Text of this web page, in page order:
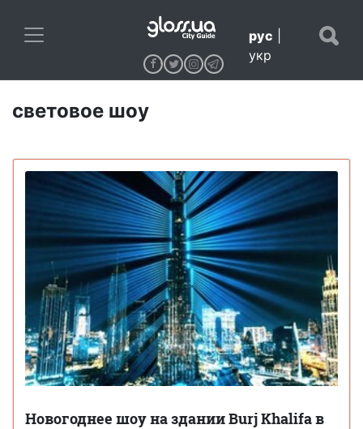
рус
укр
световое шоу
Новогоднее шоу на здании Burj Khalifa в